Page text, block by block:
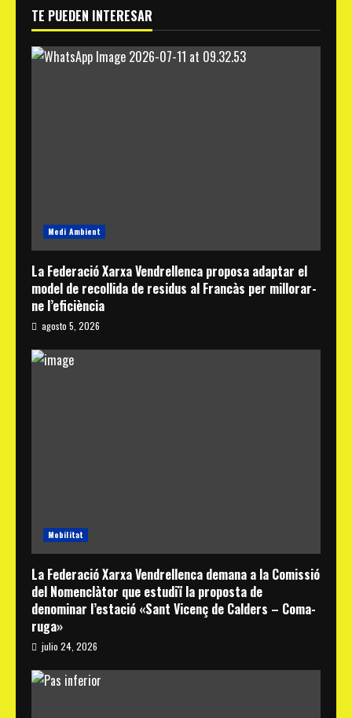
TE PUEDEN INTERESAR
Medi Ambient
La Federació Xarxa Vendrellenca proposa adaptar el
model de recollida de residus al Francàs per millorar-
ne l’eficiència
agosto 5, 2026
Mobilitat
La Federació Xarxa Vendrellenca demana a la Comissió
del Nomenclàtor que estudiï la proposta de
denominar l’estació «Sant Vicenç de Calders – Coma-
ruga»
julio 24, 2026